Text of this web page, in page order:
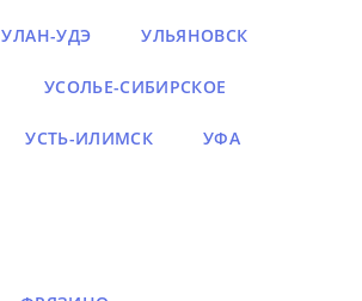
УЛАН-УДЭ УЛЬЯНОВСК
УСОЛЬЕ-СИБИРСКОЕ
УСТЬ-ИЛИМСК УФА